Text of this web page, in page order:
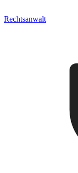
Rechtsanwalt